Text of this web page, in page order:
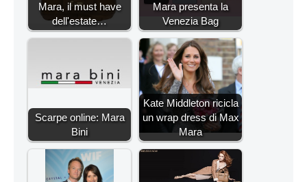
Mara, il must have
dell'estate…
Mara presenta la
Venezia Bag
Scarpe online: Mara
Bini
Kate Middleton ricicla
un wrap dress di Max
Mara